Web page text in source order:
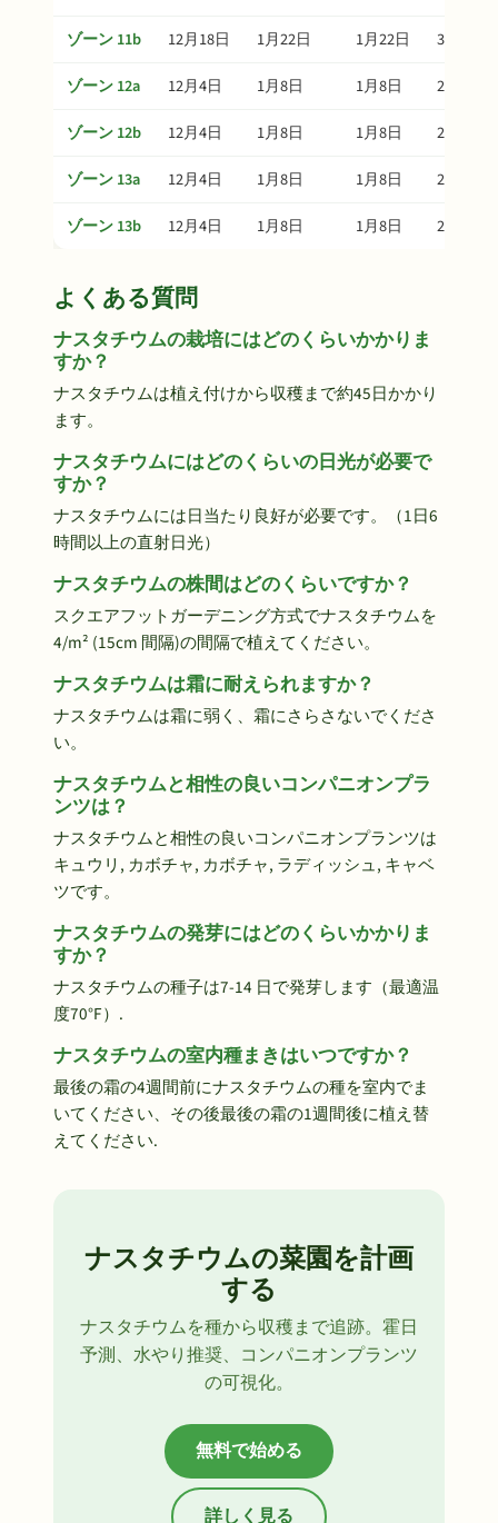
ゾーン 11b
12月18日 1月22日 1月22日
3月3日
ゾーン 12a
12月4日 1月8日 1月8日
2月17日
ゾーン 12b
12月4日 1月8日 1月8日
2月17日
ゾーン 13a
12月4日 1月8日 1月8日
2月17日
ゾーン 13b
12月4日 1月8日 1月8日 2月17日
よくある質問
ナスタチウムの栽培にはどのくらいかかりま
すか？
ナスタチウムは植え付けから収穫まで約45日かかり
ます。
ナスタチウムにはどのくらいの日光が必要で
すか？
ナスタチウムには日当たり良好が必要です。（1日6
時間以上の直射日光）
ナスタチウムの株間はどのくらいですか？
スクエアフットガーデニング方式でナスタチウムを
4/m² (15cm 間隔)の間隔で植えてください。
ナスタチウムは霜に耐えられますか？
ナスタチウムは霜に弱く、霜にさらさないでくださ
い。
ナスタチウムと相性の良いコンパニオンプラ
ンツは？
ナスタチウムと相性の良いコンパニオンプランツは
キュウリ, カボチャ, カボチャ, ラディッシュ, キャベ
ツです。
ナスタチウムの発芽にはどのくらいかかりま
すか？
ナスタチウムの種子は7-14 日で発芽します（最適温
度70°F）.
ナスタチウムの室内種まきはいつですか？
最後の霜の4週間前にナスタチウムの種を室内でま
いてください、その後最後の霜の1週間後に植え替
えてください.
ナスタチウムの菜園を計画
する
ナスタチウムを種から収穫まで追跡。霍日
予測、水やり推奨、コンパニオンプランツ
の可視化。
無料で始める
詳しく見る